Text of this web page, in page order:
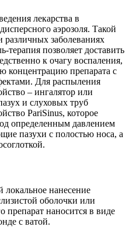
лекарства в
аэрозоля. Такой
заболеваниях
терапия позволяет доставить
к очагу воспаления,
концентрацию препарата с
Для распыления
– ингалятор или
и слуховых труб
PariSinus, которое
определенным давлением
пазухи с полостью носа, а
локальное нанесение
оболочки или
препарат наносится в виде
с ватой.